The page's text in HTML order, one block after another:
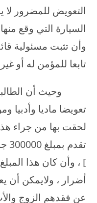
التعويض للمضرور
السيارة التي وقع
وأن تثبت مسئولية
تابعا للمؤمن له أو غير
وحيث أن الطالبة
تعويضا ماديا وأدبيا
لحقت بها من جراء
] ، وأن كان هذا
أضرار ، ولايمكن أن
عن فقدهم الزوج